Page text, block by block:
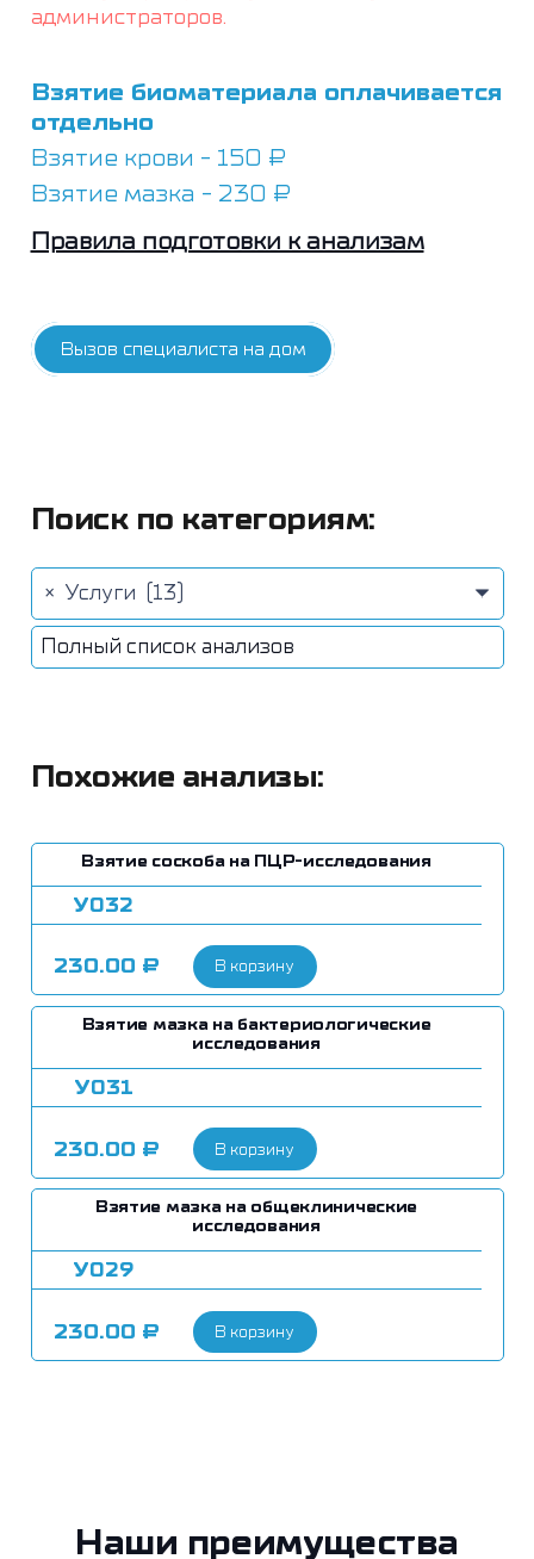
администраторов.
Взятие биоматериала оплачивается
отдельно
Взятие крови - 150 ₽
Взятие мазка - 230 ₽
Правила подготовки к анализам
Вызов специалиста на дом
Поиск по категориям:
× Услуги (13)
Полный список анализов
Похожие анализы:
Взятие соскоба на ПЦР-исследования
У032
230.00 ₽ В корзину
Взятие мазка на бактериологические
исследования
У031
230.00 ₽ В корзину
Взятие мазка на общеклинические
исследования
У029
230.00 ₽ В корзину
Наши преимущества